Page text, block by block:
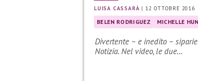
LUISA CASSARÀ | 12 OTTOBRE 2016
BELEN RODRIGUEZ MICHELLE
Divertente – e inedito –
Notizia. Nel video, le due…